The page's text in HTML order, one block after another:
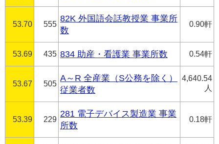
53.70 555
82K 外国語会話教授業 事業所
数
0.90軒
53.69 435 834 助産・看護業 事業所数 0.54軒
53.67 505
A～R 全産業（S公務を除く）
従業者数
4,640.54
人
53.39 229
281 電子デバイス製造業 事業
所数
0.18軒